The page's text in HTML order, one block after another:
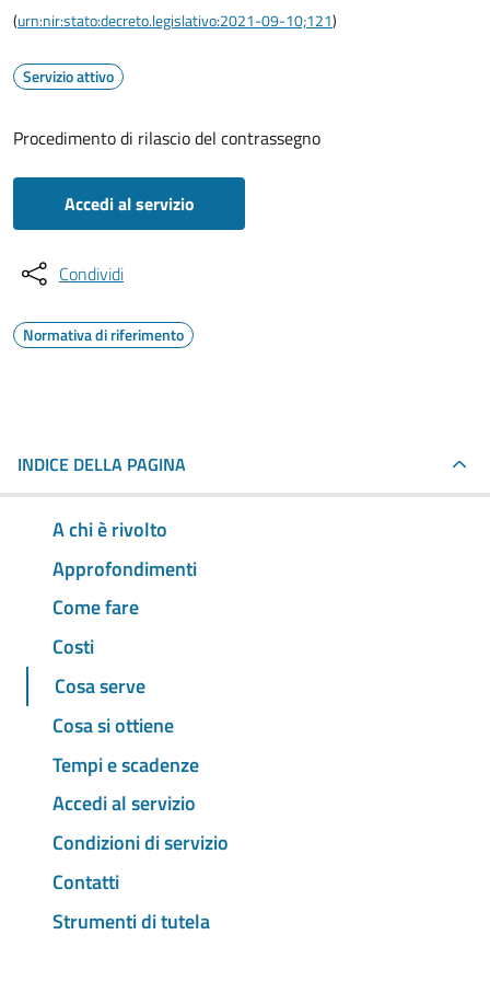
(urn:nir:stato:decreto.legislativo:2021-09-10;121)
Servizio attivo
Procedimento di rilascio del contrassegno
Accedi al servizio
Condividi
Normativa di riferimento
INDICE DELLA PAGINA
A chi è rivolto
Approfondimenti
Come fare
Costi
Cosa serve
Cosa si ottiene
Tempi e scadenze
Accedi al servizio
Condizioni di servizio
Contatti
Strumenti di tutela